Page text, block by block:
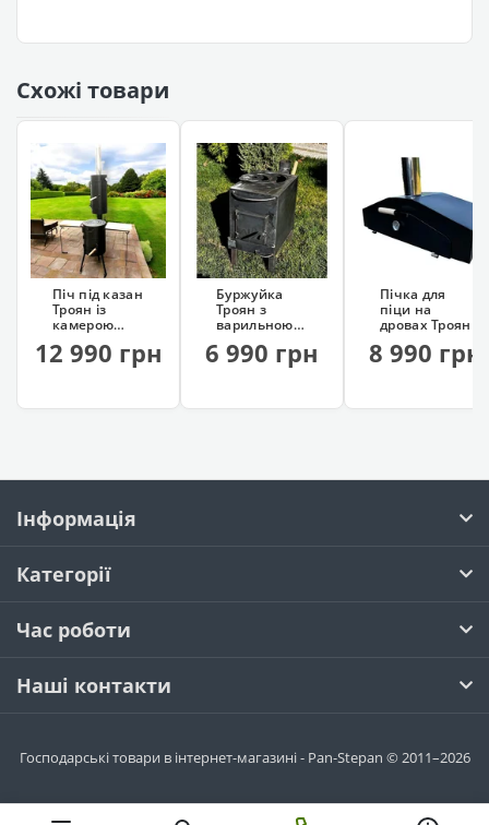
Схожі товари
Піч під казан
Троян із
камерою
12 990 грн
Буржуйка
Троян з
варильною
(на дровах)
6 990 грн
Пічка для
піци на
дровах Троян
8 990 грн
Інформація
Категорії
Час роботи
Наші контакти
Господарські товари в інтернет-магазині - Pan-Stepan © 2011–2026